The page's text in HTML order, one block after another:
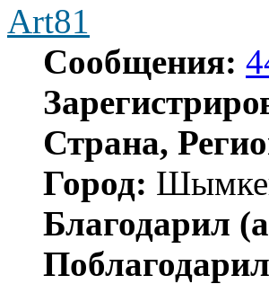
Art81
Сообщения:
Страна,
Город:
Благодарил